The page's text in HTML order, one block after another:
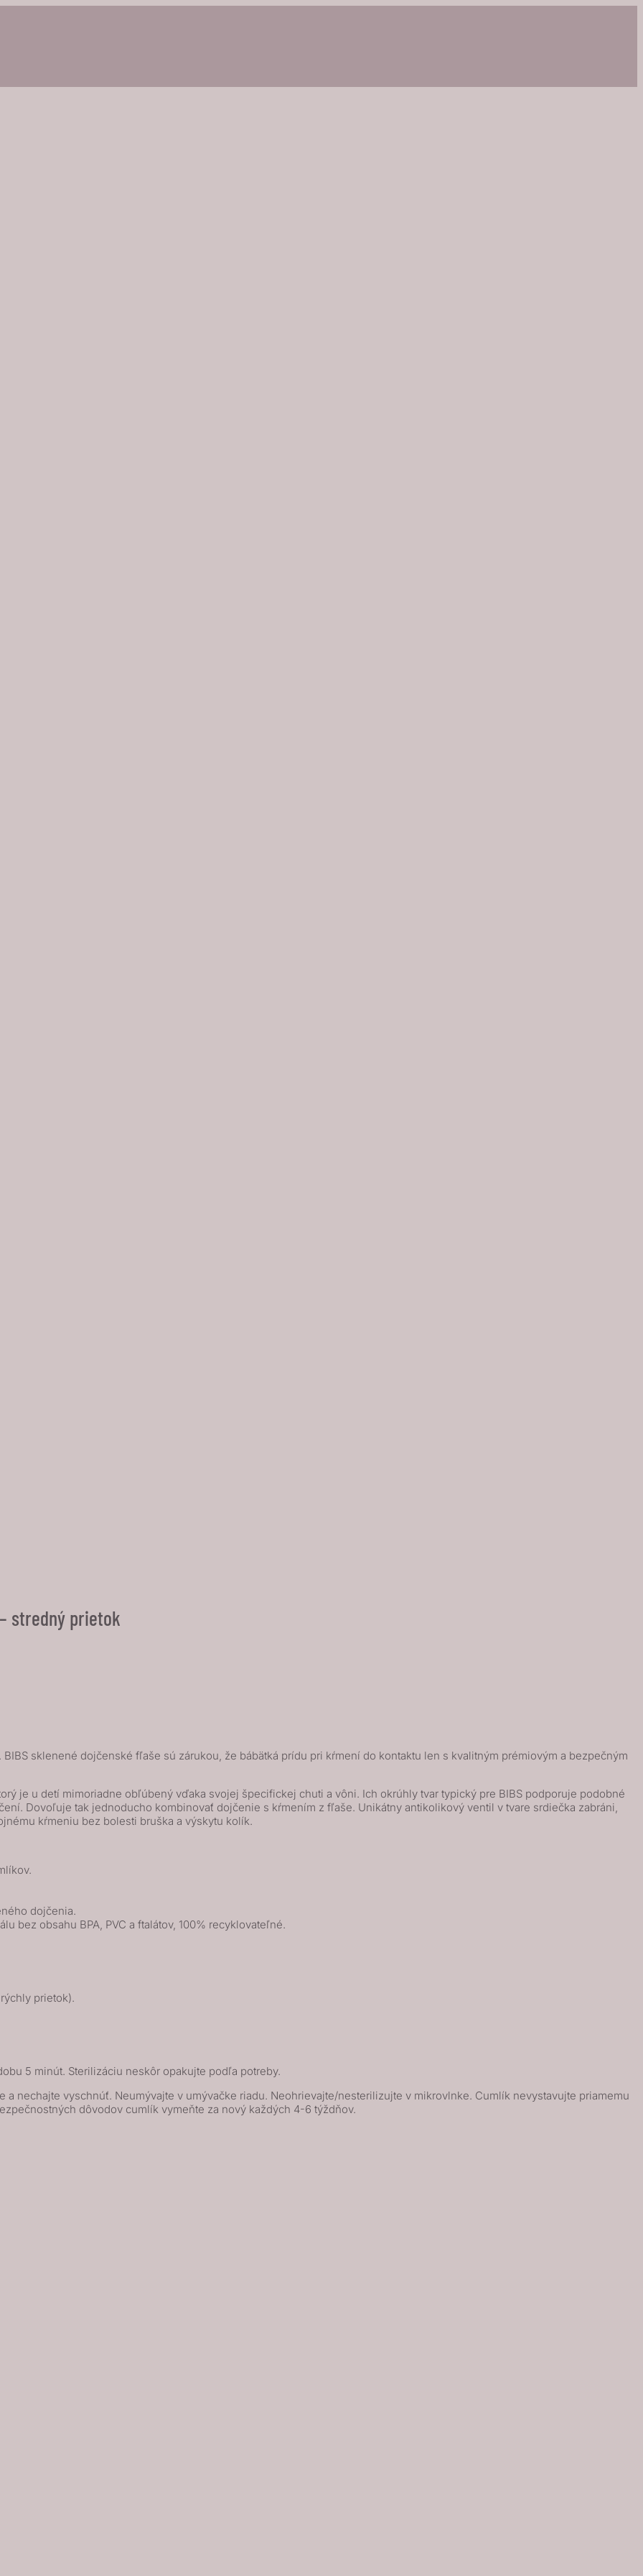
stredný prietok
sklenené dojčenské fľaše sú zárukou, že bábätká prídu pri kŕmení do kontaktu len s kvalitným prémiovým a bezpečným
je u detí mimoriadne obľúbený vďaka svojej špecifickej chuti a vôni. Ich okrúhly tvar typický pre BIBS podporuje podobné
Dovoľuje tak jednoducho kombinovať dojčenie s kŕmením z fľaše. Unikátny antikolikový ventil v tvare srdiečka zabráni,
kŕmeniu bez bolesti bruška a výskytu kolík.
dojčenia.
bez obsahu BPA, PVC a ftalátov, 100% recyklovateľné.
prietok).
5 minút. Sterilizáciu neskôr opakujte podľa potreby.
nechajte vyschnúť. Neumývajte v umývačke riadu. Neohrievajte/nesterilizujte v mikrovlnke. Cumlík nevystavujte priamemu
dôvodov cumlík vymeňte za nový každých 4-6 týždňov.